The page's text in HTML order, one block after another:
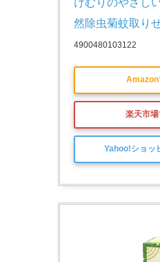
けむりのやさし
然除虫菊蚊取り
4900480103122
Amazon
楽天市
Yahoo!ショッ